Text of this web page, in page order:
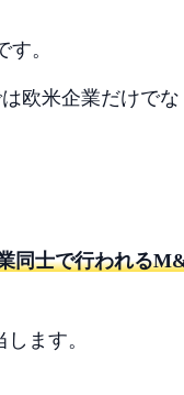
す。
欧米企業だけで
同士で行われる
ます。